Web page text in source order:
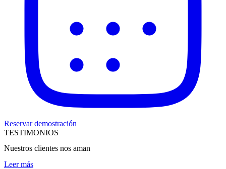
Reservar demostración
TESTIMONIOS
Nuestros clientes nos aman
Leer más